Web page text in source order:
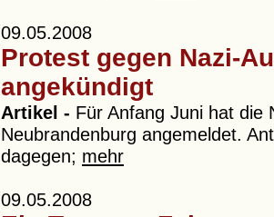
09.05.2008
Protest gegen Nazi-
angekündigt
Artikel - Für Anfang Juni hat die
Neubrandenburg angemeldet.
dagegen; mehr
09.05.2008